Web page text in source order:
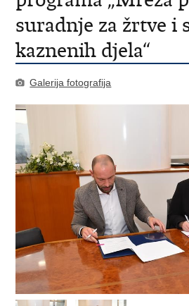
suradnje za žrtve i
kaznenih djela“
Galerija fotografija